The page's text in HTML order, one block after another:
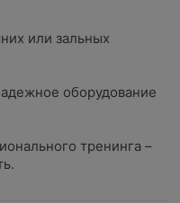
или зальных
оборудование
тренинга –